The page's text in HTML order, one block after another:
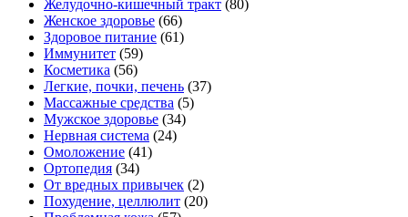
Желудочно-кишечный тракт (80)
Женское здоровье (66)
Здоровое питание (61)
Иммунитет (59)
Косметика (56)
Легкие, почки, печень (37)
Массажные средства (5)
Мужское здоровье (34)
Нервная система (24)
Омоложение (41)
Ортопедия (34)
От вредных привычек (2)
Похудение, целлюлит (20)